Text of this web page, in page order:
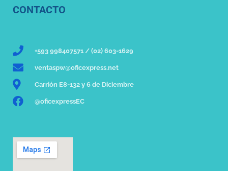
CONTACTO
+593 998407571 / (02) 603-1629
ventaspw@oficexpress.net
Carrión E8-132 y 6 de Diciembre
@oficexpressEC